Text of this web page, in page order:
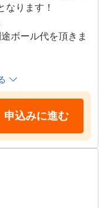
ります！
ボール代を頂きま
付)
回時にご案内いた
申込みに進む